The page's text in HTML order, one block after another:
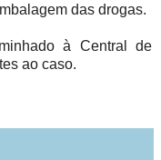
das drogas.
à Central de
ao caso.